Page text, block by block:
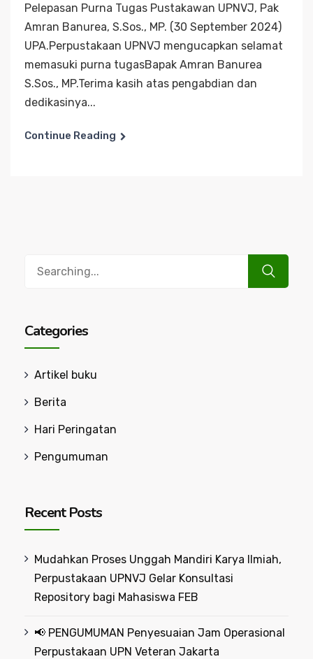
Pelepasan Purna Tugas Pustakawan UPNVJ, Pak
Amran Banurea, S.Sos., MP. (30 September 2024)
UPA.Perpustakaan UPNVJ mengucapkan selamat
memasuki purna tugasBapak Amran Banurea
S.Sos., MP.Terima kasih atas pengabdian dan
dedikasinya...
Continue Reading
Categories
Artikel buku
Berita
Hari Peringatan
Pengumuman
Recent Posts
Mudahkan Proses Unggah Mandiri Karya Ilmiah,
Perpustakaan UPNVJ Gelar Konsultasi
Repository bagi Mahasiswa FEB
📢 PENGUMUMAN Penyesuaian Jam Operasional
Perpustakaan UPN Veteran Jakarta